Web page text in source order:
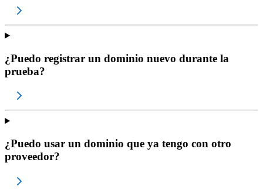
¿Puedo registrar un dominio nuevo durante la
prueba?
¿Puedo usar un dominio que ya tengo con otro
proveedor?